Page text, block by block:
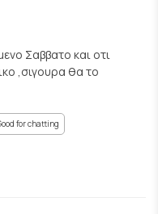
Σαββατο και οτι
,σιγουρα θα το
for chatting